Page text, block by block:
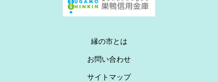
縁の市とは
お問い合わせ
サイトマップ